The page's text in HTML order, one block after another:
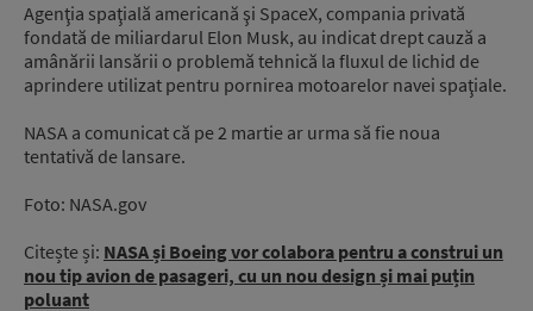
Agenţia spaţială americană şi SpaceX, compania privată
fondată de miliardarul Elon Musk, au indicat drept cauză a
amânării lansării o problemă tehnică la fluxul de lichid de
aprindere utilizat pentru pornirea motoarelor navei spaţiale.
NASA a comunicat că pe 2 martie ar urma să fie noua
tentativă de lansare.
Foto: NASA.gov
Citește și: NASA și Boeing vor colabora pentru a construi un
nou tip avion de pasageri, cu un nou design și mai puțin
poluant